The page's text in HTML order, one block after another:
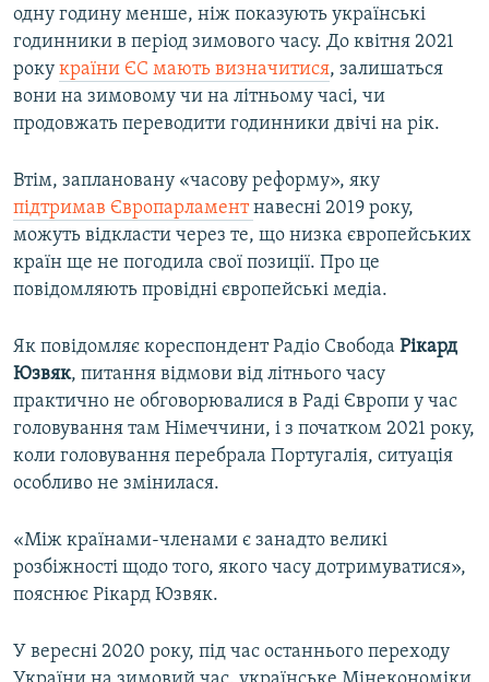
одну годину менше, ніж показують українські
годинники в період зимового часу. До квітня 2021
року країни ЄС мають визначитися, залишаться
вони на зимовому чи на літньому часі, чи
продовжать переводити годинники двічі на рік.
Втім, заплановану «часову реформу», яку
підтримав Європарламент навесні 2019 року,
можуть відкласти через те, що низка європейських
країн ще не погодила свої позиції. Про це
повідомляють провідні європейські медіа.
Як повідомляє кореспондент Радіо Свобода Рікард
Юзвяк, питання відмови від літнього часу
практично не обговорювалися в Раді Європи у час
головування там Німеччини, і з початком 2021 року,
коли головування перебрала Португалія, ситуація
особливо не змінилася.
«Між країнами-членами є занадто великі
розбіжності щодо того, якого часу дотримуватися»,
пояснює Рікард Юзвяк.
У вересні 2020 року, під час останнього переходу